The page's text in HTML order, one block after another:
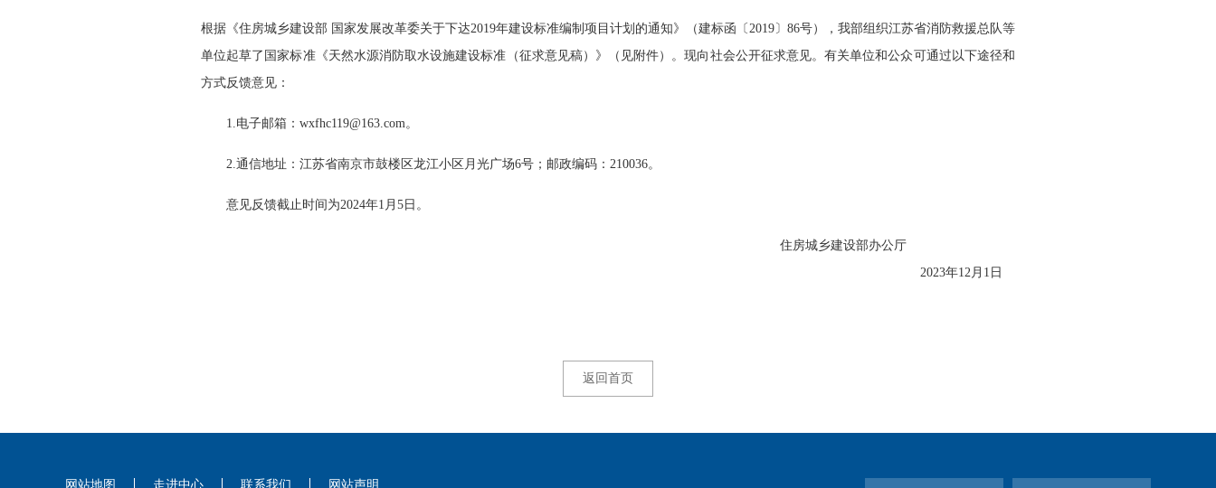
根据《住房城乡建设部 国家发展改革委关于下达2019年建设标准编制项目计划的通知》（建标函〔2019〕86号），我部组织江苏省消防救援总队等
单位起草了国家标准《天然水源消防取水设施建设标准（征求意见稿）》（见附件）。现向社会公开征求意见。有关单位和公众可通过以下途径和
方式反馈意见：
1.电子邮箱：wxfhc119@163.com。
2.通信地址：江苏省南京市鼓楼区龙江小区月光广场6号；邮政编码：210036。
意见反馈截止时间为2024年1月5日。
住房城乡建设部办公厅
2023年12月1日
返回首页
网站地图 走进中心 联系我们 网站声明